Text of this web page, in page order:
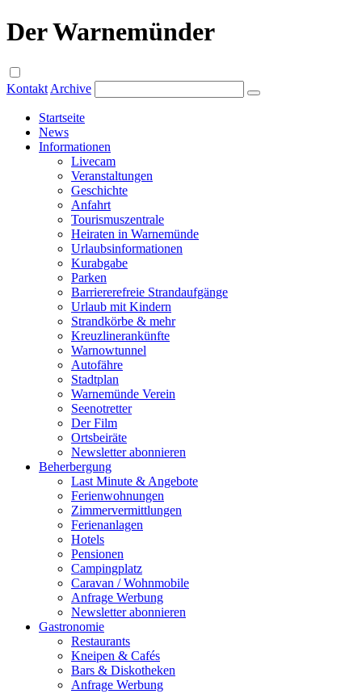
Der Warnemünder
Kontakt Archive
Startseite
News
Informationen
Livecam
Veranstaltungen
Geschichte
Anfahrt
Tourismuszentrale
Heiraten in Warnemünde
Urlaubsinformationen
Kurabgabe
Parken
Barriererefreie Strandaufgänge
Urlaub mit Kindern
Strandkörbe & mehr
Kreuzlinerankünfte
Warnowtunnel
Autofähre
Stadtplan
Warnemünde Verein
Seenotretter
Der Film
Ortsbeiräte
Newsletter abonnieren
Beherbergung
Last Minute & Angebote
Ferienwohnungen
Zimmervermittlungen
Ferienanlagen
Hotels
Pensionen
Campingplatz
Caravan / Wohnmobile
Anfrage Werbung
Newsletter abonnieren
Gastronomie
Restaurants
Kneipen & Cafés
Bars & Diskotheken
Anfrage Werbung